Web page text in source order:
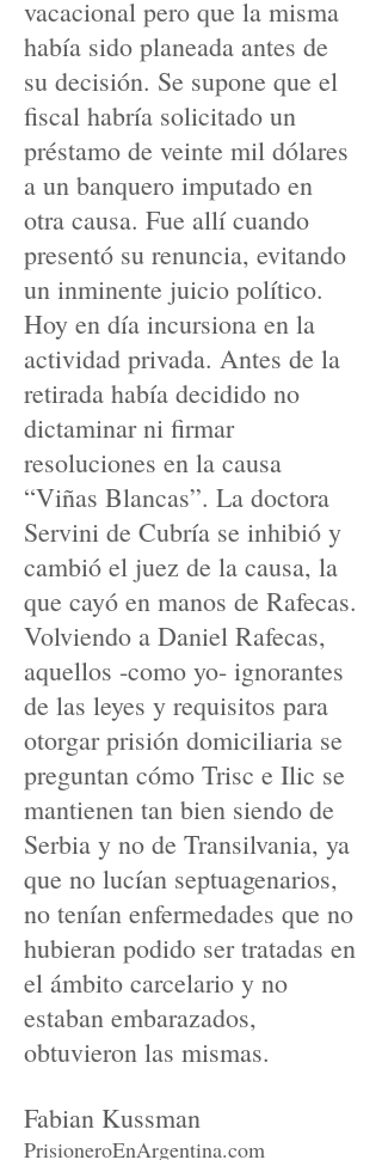
vacacional pero que la misma
había sido planeada antes de
su decisión. Se supone que el
fiscal habría solicitado un
préstamo de veinte mil dólares
a un banquero imputado en
otra causa. Fue allí cuando
presentó su renuncia, evitando
un inminente juicio político.
Hoy en día incursiona en la
actividad privada. Antes de la
retirada había decidido no
dictaminar ni firmar
resoluciones en la causa
“Viñas Blancas”. La doctora
Servini de Cubría se inhibió y
cambió el juez de la causa, la
que cayó en manos de Rafecas.
Volviendo a Daniel Rafecas,
aquellos -como yo- ignorantes
de las leyes y requisitos para
otorgar prisión domiciliaria se
preguntan cómo Trisc e Ilic se
mantienen tan bien siendo de
Serbia y no de Transilvania, ya
que no lucían septuagenarios,
no tenían enfermedades que no
hubieran podido ser tratadas en
el ámbito carcelario y no
estaban embarazados,
obtuvieron las mismas.
Fabian Kussman
PrisioneroEnArgentina.com